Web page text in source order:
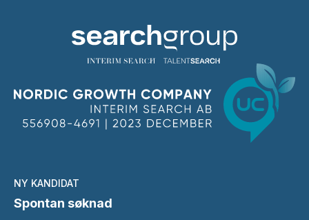
NY KANDIDAT
Spontan søknad